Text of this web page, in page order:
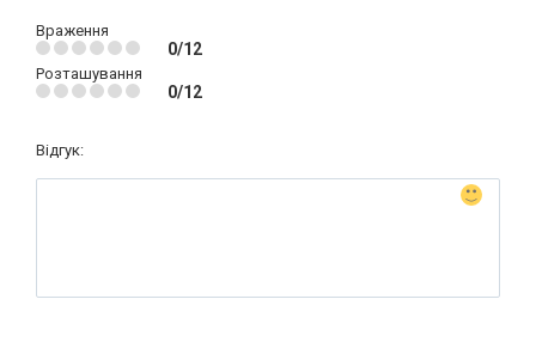
Враження
0/12
Розташування
0/12
Відгук: